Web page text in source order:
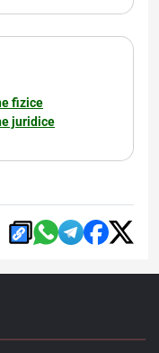
fizice
juridice